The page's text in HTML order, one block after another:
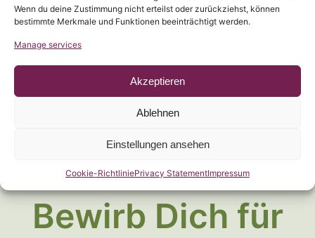
Wenn du deine Zustimmung nicht erteilst oder zurückziehst, können
bestimmte Merkmale und Funktionen beeinträchtigt werden.
Manage services
Akzeptieren
Ablehnen
Einstellungen ansehen
Cookie-RichtliniePrivacy StatementImpressum
persönlich bei uns begrüßen zu dürfen!
Wir stellen ein.
Bewirb Dich für